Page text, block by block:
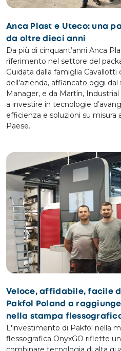
Anca Plast e Uteco: una
da oltre dieci anni
Da più di cinquant’anni Anca
riferimento nel settore del
Guidata dalla famiglia
dell’azienda, affiancato oggi
Manager, e da Martín,
a investire in tecnologie
efficienza e soluzioni su misura
Paese.
Veloce, affidabile, facile
Pakfol Poland a
nella stampa
L'investimento di Pakfol nella
flessografica OnyxGO riflette